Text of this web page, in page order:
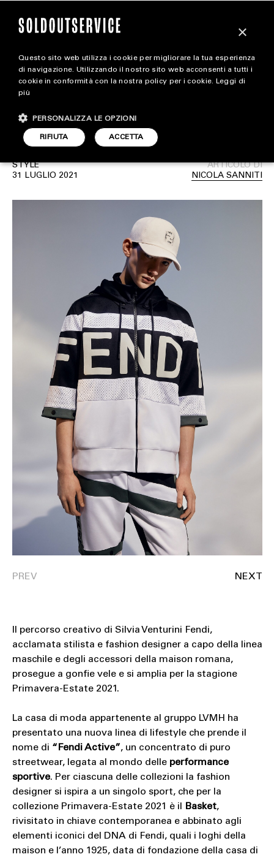
magazine
STYLE
FOOTWEAR
Fendi presenta la capsule
collection Active Men’s
SS21
STYLE
31 LUGLIO 2021
ARTICOLO DI
NICOLA SANNITI
Il percorso creativo di Silvia Venturini Fendi,
acclamata stilista e fashion designer a capo della linea
maschile e degli accessori della maison romana,
prosegue a gonfie vele e si amplia per la stagione
Primavera-Estate 2021.
La casa di moda appartenente al gruppo LVMH ha
presentato una nuova linea di lifestyle che prende il
nome di “Fendi Active”, un concentrato di puro
streetwear, legata al mondo delle performance
sportive. Per ciascuna delle collezioni la fashion
designer si ispira a un singolo sport, che per la
collezione Primavera-Estate 2021 è il
Basket,
rivisitato in chiave contemporanea e abbinato agli
elementi iconici del DNA di Fendi, quali i loghi della
maison e l’anno 1925, data di fondazione della casa di
×
Questo sito web utilizza i cookie per migliorare la tua esperienza
di navigazione. Utilizzando il nostro sito web acconsenti a tutti i
cookie in conformità con la nostra policy per i cookie. Leggi di
più
ACCETTA
RIFIUTA
PERSONALIZZA LE OPZIONI